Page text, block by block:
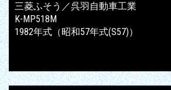
三菱ふそう／呉羽自動車工業
K-MP518M
1982年式（昭和57年式(S57)）